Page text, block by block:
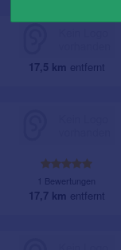
17,5 km entfernt
1 Bewertungen
17,7 km entfernt